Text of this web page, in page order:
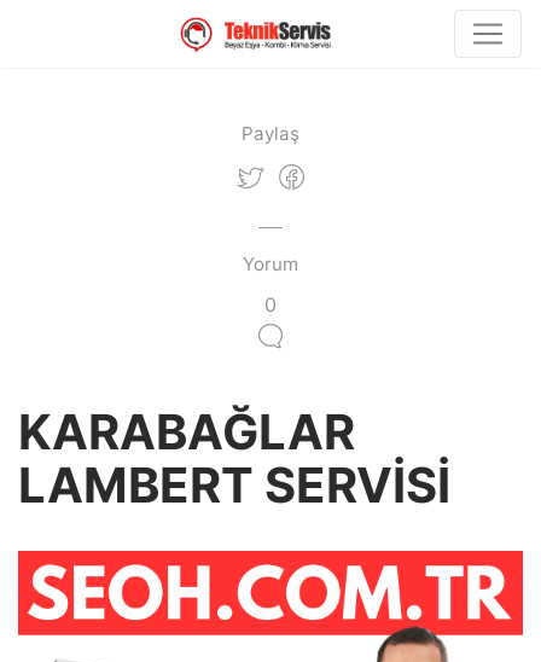
Paylaş
Yorum
0
KARABAĞLAR
LAMBERT SERVİSİ